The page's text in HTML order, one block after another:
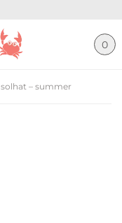
0
– summer